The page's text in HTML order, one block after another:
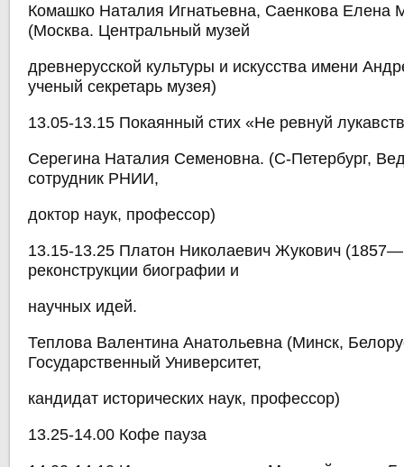
Комашко Наталия Игнатьевна, Саенкова Елена
(Москва. Центральный музей
древнерусской культуры и искусства имени
ученый секретарь музея)
13.05-13.15 Покаянный стих «Не ревнуй
Серегина Наталия Семеновна. (С-Петербург,
сотрудник РНИИ,
доктор наук, профессор)
13.15-13.25 Платон Николаевич Жукович
реконструкции биографии и
научных идей.
Теплова Валентина Анатольевна (Минск,
Государственный Университет,
кандидат исторических наук, профессор)
13.25-14.00 Кофе пауза